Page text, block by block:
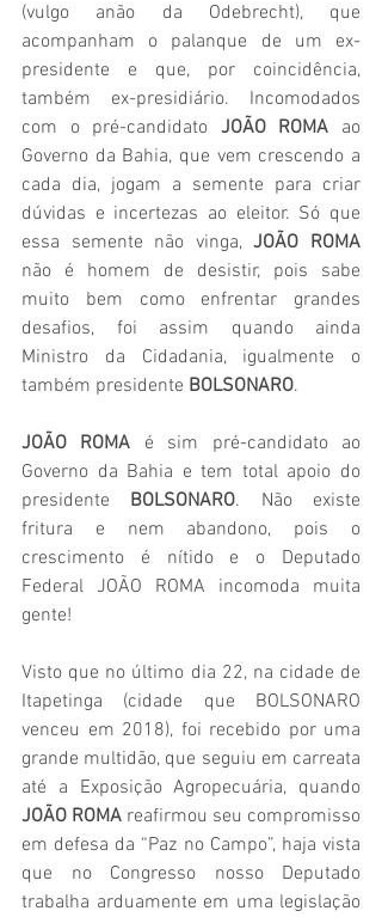
(vulgo anão da Odebrecht), que
acompanham o palanque de um ex-
presidente e que, por coincidência,
também ex-presidiário. Incomodados
com o pré-candidato JOÃO ROMA ao
Governo da Bahia, que vem crescendo a
cada dia, jogam a semente para criar
dúvidas e incertezas ao eleitor. Só que
essa semente não vinga,
não é homem de desistir, pois sabe
muito bem como enfrentar grandes
desafios, foi assim quando ainda
Ministro da Cidadania, igualmente o
também presidente BOLSONARO.
JOÃO ROMA é sim pré-candidato ao
Governo da Bahia e tem total apoio do
presidente BOLSONARO. Não existe
fritura e nem abandono, pois o
crescimento é nítido e o Deputado
Federal JOÃO ROMA incomoda muita
gente!
Visto que no último dia 22, na cidade de
Itapetinga (cidade que BOLSONARO
venceu em 2018), foi recebido por uma
grande multidão, que seguiu em carreata
JOÃO ROMA reafirmou seu compromisso
em defesa da “Paz no Campo”, haja vista
que no Congresso nosso Deputado
trabalha arduamente em uma legislação